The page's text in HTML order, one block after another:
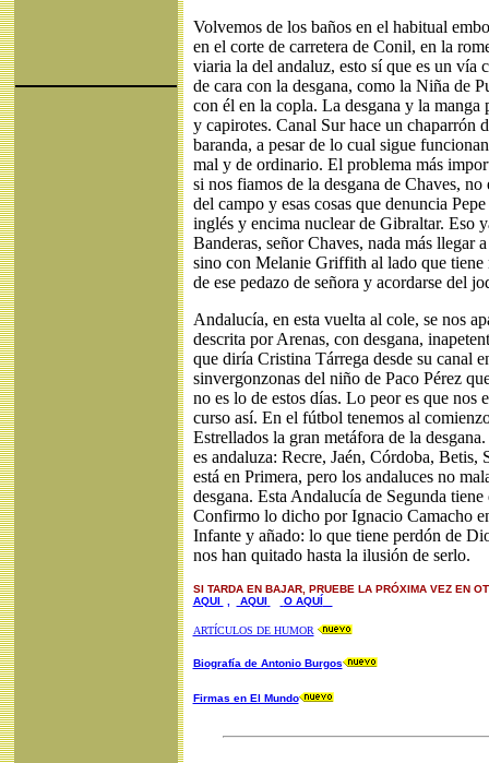
Volvemos de los baños en el habitual
en el corte de carretera de Conil, en la
viaria la del andaluz, esto sí que es un vía
de cara con la desgana, como la Niña de
con él en la copla. La desgana y la manga
y capirotes. Canal Sur hace un chaparrón
baranda, a pesar de lo cual sigue
mal y de ordinario. El problema más
si nos fiamos de la desgana de Chaves, no
del campo y esas cosas que denuncia
inglés y encima nuclear de Gibraltar. Eso
Banderas, señor Chaves, nada más llegar
sino con Melanie Griffith al lado que tiene
de ese pedazo de señora y acordarse del
Andalucía, en esta vuelta al cole, se nos
descrita por Arenas, con desgana,
que diría Cristina Tárrega desde su canal
sinvergonzonas del niño de Paco Pérez
no es lo de estos días. Lo peor es que nos
curso así. En el fútbol tenemos al
Estrellados la gran metáfora de la
es andaluza: Recre, Jaén, Córdoba, Betis,
está en Primera, pero los andaluces no
desgana. Esta Andalucía de Segunda tiene
Confirmo lo dicho por Ignacio Camacho
Infante y añado: lo que tiene perdón de
nos han quitado hasta la ilusión de serlo.
SI TARDA EN BAJAR, PRUEBE LA PRÓXIMA VEZ EN
AQUI
AQUI O AQUÍ
ARTÍCULOS DE HUMOR
Biografía de Antonio Burgos
Firmas en El Mundo